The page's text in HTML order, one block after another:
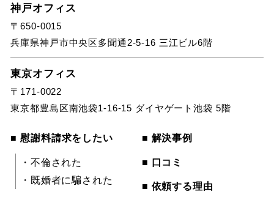
神戸オフィス
〒650-0015
兵庫県神戸市中央区多聞通2-5-16 三江ビル6階
東京オフィス
〒171-0022
東京都豊島区南池袋1-16-15 ダイヤゲート池袋 5階
■ 慰謝料請求をしたい
・不倫された
・既婚者に騙された
■ 解決事例
■ 口コミ
■ 依頼する理由